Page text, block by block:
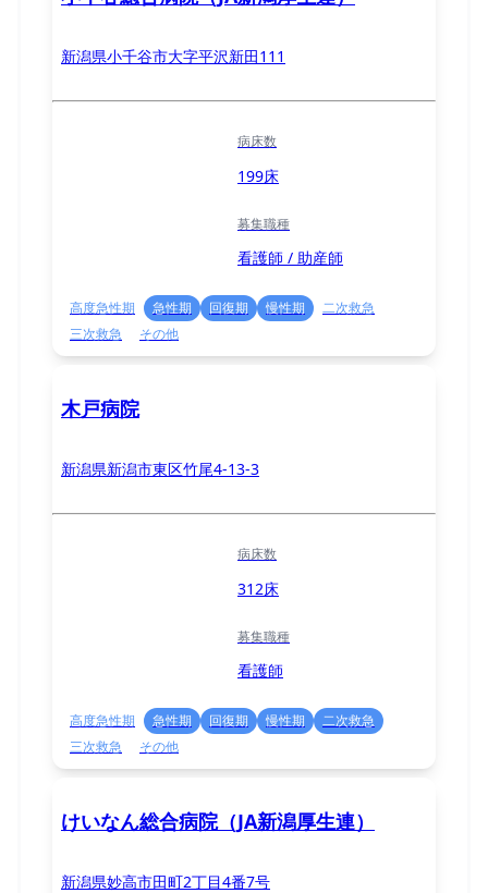
新潟県小千谷市大字平沢新田111
病床数
199床
募集職種
看護師 / 助産師
高度急性期 急性期 回復期 慢性期
二次救急
三次救急
その他
木戸病院
新潟県新潟市東区竹尾4-13-3
病床数
312床
募集職種
看護師
高度急性期 急性期 回復期 慢性期
二次救急
三次救急
その他
けいなん総合病院（JA新潟厚生連）
新潟県妙高市田町2丁目4番7号